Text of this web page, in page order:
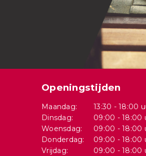
Openingstijden
Maandag:
13:30 - 18:00
Dinsdag:
09:00 - 18:00
Woensdag:
09:00 - 18:00
Donderdag:
09:00 - 18:00
Vrijdag:
09:00 - 18:00